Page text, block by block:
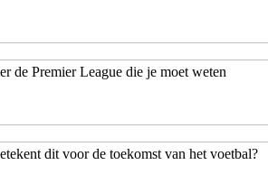
de Premier League die je moet weten
dit voor de toekomst van het voetbal?